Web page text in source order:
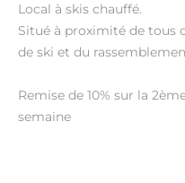
Local à skis chauffé.
Situé à proximité de tous
de ski et du
Remise de 10% sur la
semaine